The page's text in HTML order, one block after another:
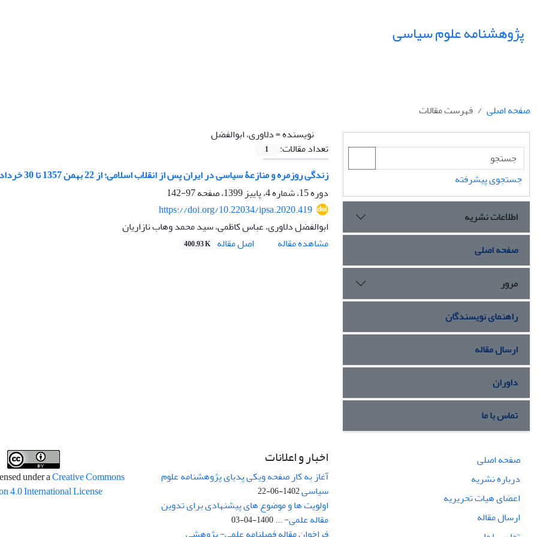
پژوهشنامه علوم سیاسی
صفحه اصلی
فهرست مقالات
نویسنده =دلاوری، ابوالفضل
تعداد مقالات:
1
زندگی روزمره و منازعۀ سیاسی در ایران پس از انقلاب اسلامی؛ از 22 بهمن 1357 تا 30 خرداد 1360
دوره 15، شماره 4، پاییز 1399، صفحه
97-142
https://doi.org/10.22034/ipsa.2020.419
ابوالفضل دلاوری، عباس کاظمی، سید محمد وهاب نازاریان
مشاهده مقاله
اصل مقاله 400.93 K
جستجوی پیشرفته
اطلاعات نشریه
صفحه اصلی
مرور
راهنمای نویسندگان
ارسال مقاله
داوران
تماس با ما
صفحه اصلی
درباره نشریه
اعضای هیات تحریریه
ارسال مقاله
اخبار و اعلانات
آغاز به کار صفحه ویکی پدیای پژوهشنامه علوم
سیاسی1402-06-22
اولویت ها و موضوع های پیشنهادی برای تدوین
مقاله علمی- ...1400-04-03
under aCreative Commons
4.0 International License